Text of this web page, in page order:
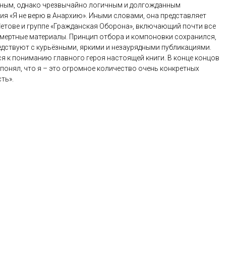
однако чрезвычайно логичным и долгожданным
«Я не верю в Анархию». Иными словами, она представляет
и группе «Гражданская Оборона», включающий почти все
материалы. Принцип отбора и компоновки сохранился,
с курьёзными, яркими и незаурядными публикациями.
к пониманию главного героя настоящей книги. В конце концов
что я – это огромное количество очень конкретных